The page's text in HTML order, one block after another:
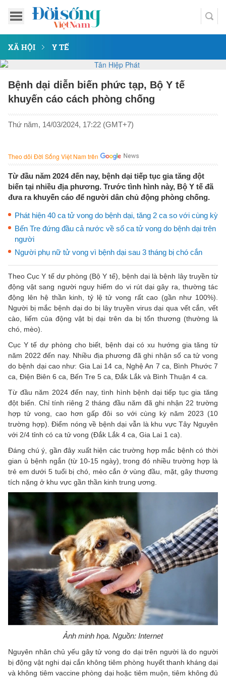
XÃ HỘI Y TẾ
Bệnh dại diễn biến phức tạp, Bộ Y tế
khuyến cáo cách phòng chống
Thứ năm, 14/03/2024, 17:22 (GMT+7)
Theo dõi Đời Sống Việt Nam trên
Từ đầu năm 2024 đến nay, bệnh dại tiếp tục gia tăng đột
biến tại nhiều địa phương. Trước tình hình này, Bộ Y tế đã
đưa ra khuyến cáo để người dân chủ động phòng chống.
Phát hiện 40 ca tử vong do bệnh dại, tăng 2 ca so với cùng kỳ
Bến Tre đứng đầu cả nước về số ca tử vong do bệnh dại trên
người
Người phụ nữ tử vong vì bệnh dại sau 3 tháng bị chó cắn
Theo Cục Y tế dự phòng (Bộ Y tế), bệnh dại là bệnh lây truyền từ
động vật sang người nguy hiểm do vi rút dại gây ra, thường tác
động lên hệ thần kinh, tỷ lệ tử vong rất cao (gần như 100%).
Người bị mắc bệnh dại do bị lây truyền virus dại qua vết cắn, vết
cào, liếm của động vật bị dại trên da bị tổn thương (thường là
chó, mèo).
Cục Y tế dự phòng cho biết, bệnh dại có xu hướng gia tăng từ
năm 2022 đến nay. Nhiều địa phương đã ghi nhận số ca tử vong
do bệnh dại cao như: Gia Lai 14 ca, Nghệ An 7 ca, Bình Phước 7
ca, Điện Biên 6 ca, Bến Tre 5 ca, Đắk Lắk và Bình Thuận 4 ca.
Từ đầu năm 2024 đến nay, tình hình bệnh dại tiếp tục gia tăng
đột biến. Chỉ tính riêng 2 tháng đầu năm đã ghi nhận 22 trường
hợp tử vong, cao hơn gấp đôi so với cùng kỳ năm 2023 (10
trường hợp). Điểm nóng về bệnh dại vẫn là khu vực Tây Nguyên
với 2/4 tỉnh có ca tử vong (Đắk Lắk 4 ca, Gia Lai 1 ca).
Đáng chú ý, gần đây xuất hiện các trường hợp mắc bệnh có thời
gian ủ bệnh ngắn (từ 10-15 ngày), trong đó nhiều trường hợp là
trẻ em dưới 5 tuổi bị chó, mèo cắn ở vùng đầu, mặt, gây thương
tích nặng ở khu vực gần thần kinh trung ương.
Ảnh minh họa. Nguồn: Internet
Nguyên nhân chủ yếu gây tử vong do dại trên người là do người
bị động vật nghi dại cắn không tiêm phòng huyết thanh kháng dại
và không tiêm vaccine phòng dại hoặc tiêm muộn, tiêm không đủ